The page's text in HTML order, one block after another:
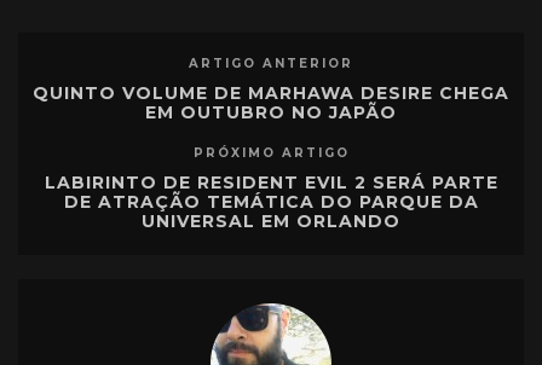
ARTIGO ANTERIOR
QUINTO VOLUME DE MARHAWA DESIRE CHEGA
EM OUTUBRO NO JAPÃO
PRÓXIMO ARTIGO
LABIRINTO DE RESIDENT EVIL 2 SERÁ PARTE
DE ATRAÇÃO TEMÁTICA DO PARQUE DA
UNIVERSAL EM ORLANDO